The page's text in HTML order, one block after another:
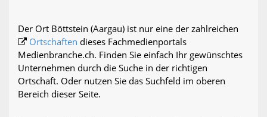
Der Ort Böttstein (Aargau) ist nur eine der zahlreichen
Ortschaften dieses Fachmedienportals
Medienbranche.ch. Finden Sie einfach Ihr gewünschtes
Unternehmen durch die Suche in der richtigen
Ortschaft. Oder nutzen Sie das Suchfeld im oberen
Bereich dieser Seite.